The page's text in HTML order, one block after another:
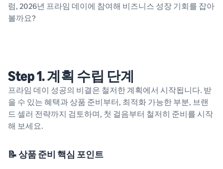
럼, 2026년 프라임 데이에 참여해 비즈니스 성장 기회를 잡아
볼까요?
Step 1. 계획 수립 단계
프라임 데이 성공의 비결은 철저한 계획에서 시작됩니다. 받
을 수 있는 혜택과 상품 준비부터, 최적화 가능한 부분, 브랜
드 셀러 전략까지 검토하며, 첫 걸음부터 철저히 준비를 시작
해 보세요.
📝 상품 준비 핵심 포인트